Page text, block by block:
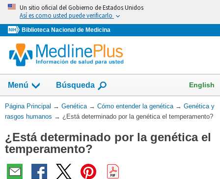
Omita
vaya
al
Contenido
Un sitio oficial del Gobierno de Estados Unidos
Así es como usted puede verificarlo
Biblioteca Nacional de Medicina
Menú
Mostrar
campo
de
Búsqueda English
Usted
está
Página Principal → Genética → Cómo entender la genética → Genética y
rasgos humanos → ¿Está determinado por la genética el temperamento?
¿Está determinado por la genética el
temperamento?